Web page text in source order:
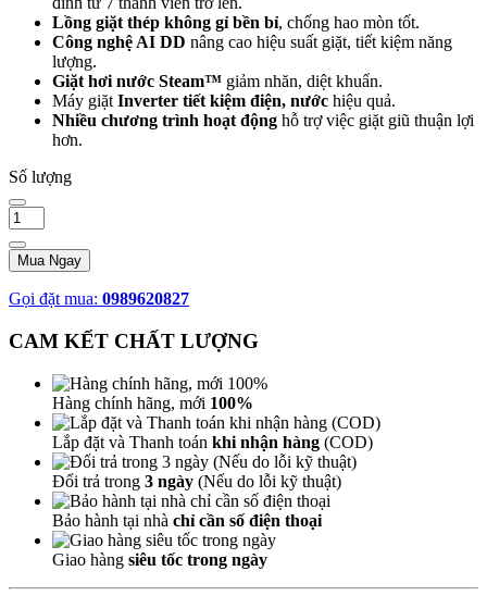
Lồng giặt thép không gỉ bền bỉ, chống hao mòn tốt.
Công nghệ AI DD nâng cao hiệu suất giặt, tiết kiệm năng
lượng.
Giặt hơi nước Steam™ giảm nhăn, diệt khuẩn.
Máy giặt Inverter tiết kiệm điện, nước hiệu quả.
Nhiều chương trình hoạt động hỗ trợ việc giặt giũ thuận lợi
hơn.
Số lượng
Mua Ngay
Gọi đặt mua: 0989620827
CAM KẾT CHẤT LƯỢNG
Hàng chính hãng, mới 100%
Lắp đặt và Thanh toán khi nhận hàng (COD)
Đổi trả trong 3 ngày (Nếu do lỗi kỹ thuật)
Bảo hành tại nhà chỉ cần số điện thoại
Giao hàng siêu tốc trong ngày